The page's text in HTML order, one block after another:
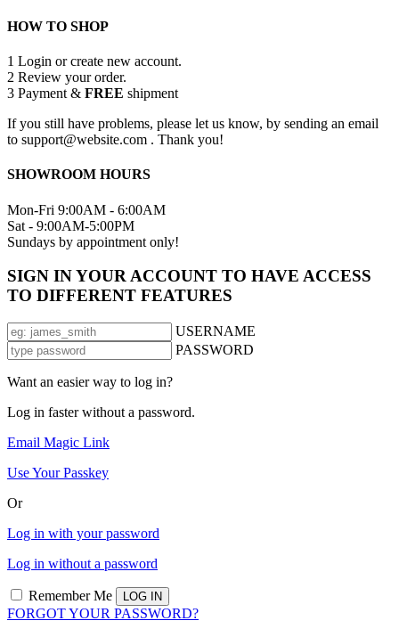
HOW TO SHOP
1 Login or create new account.
2 Review your order.
3 Payment & FREE shipment
If you still have problems, please let us know, by sending an email
to support@website.com . Thank you!
SHOWROOM HOURS
Mon-Fri 9:00AM - 6:00AM
Sat - 9:00AM-5:00PM
Sundays by appointment only!
SIGN IN YOUR ACCOUNT TO HAVE ACCESS
TO DIFFERENT FEATURES
USERNAME
PASSWORD
Want an easier way to log in?
Log in faster without a password.
Email Magic Link
Use Your Passkey
Or
Log in with your password
Log in without a password
Remember Me
FORGOT YOUR PASSWORD?